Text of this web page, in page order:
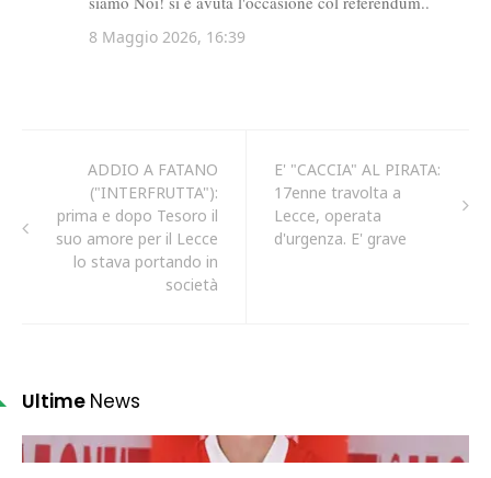
ADDIO A FATANO
("INTERFRUTTA"):
prima e dopo Tesoro il
suo amore per il Lecce
lo stava portando in
società
E' "CACCIA" AL PIRATA:
17enne travolta a
Lecce, operata
d'urgenza. E' grave
Ultime News